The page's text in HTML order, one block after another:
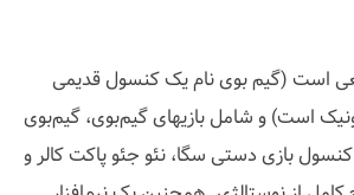
است (گیم بوی نام یک کنسول قدیمی
است) و شامل بازیهای گیم‌بوی، گیم‌بوی
بازی دستی سگا، نئو جئو پاکت کالر و